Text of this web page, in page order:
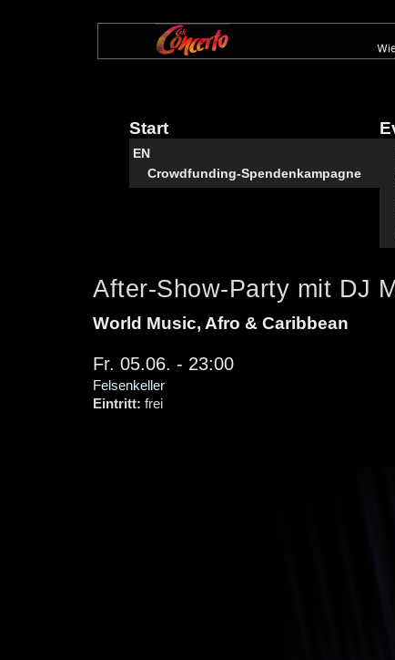
Start
EN
Crowdfunding-Spendenkampagne
After-Show-Party mit DJ
World Music, Afro & Caribbean
Fr. 05.06. - 23:00
Felsenkeller
Eintritt: frei